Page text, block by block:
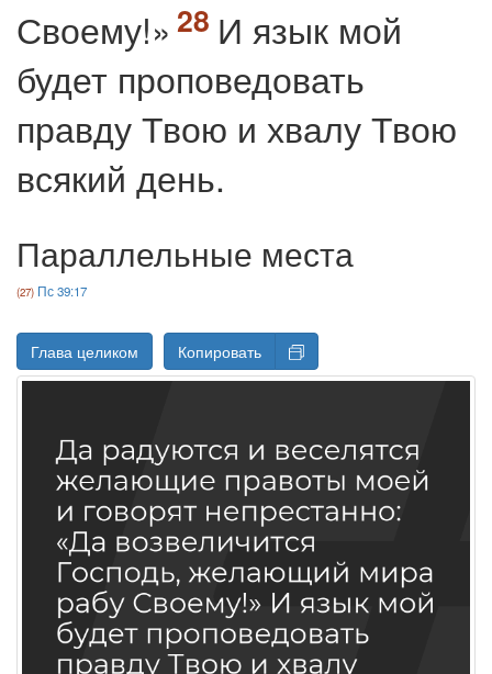
Своему!»
И язык мой
будет проповедовать
правду Твою и хвалу Твою
всякий день.
Параллельные места
Пс 39:17
Глава целиком Копировать